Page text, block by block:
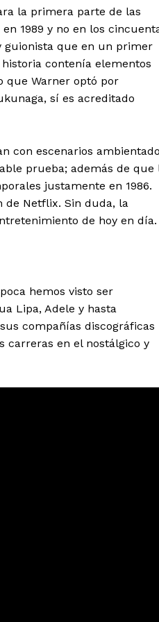
la primera parte de las
1989 y no en los
guionista que en un primer
contenía elementos
que Warner optó por
sí es acreditado
con escenarios
prueba; además de que
justamente en 1986.
de Netflix. Sin duda, la
de hoy en día.
hemos visto ser
Lipa, Adele y hasta
compañías discográficas
carreras en el nostálgico y